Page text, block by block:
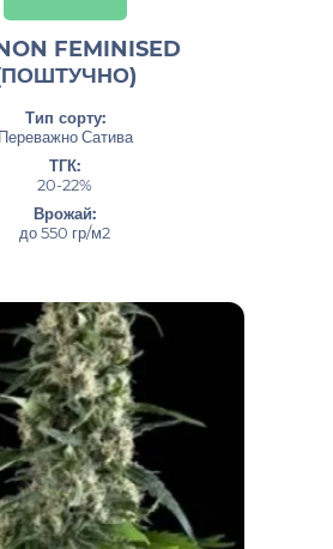
FEMINISED
Тип сорту:
Переважно Сатива
ТГК:
20-22%
Врожай:
до 550 гр/м2